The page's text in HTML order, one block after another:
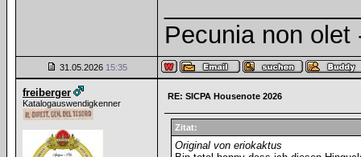
Pecunia non
31.05.2026 15:35
freiberger
Katalogauswendigkenner
RE: SICPA Housenote 2026
Zitat:
Original von eriokaktus